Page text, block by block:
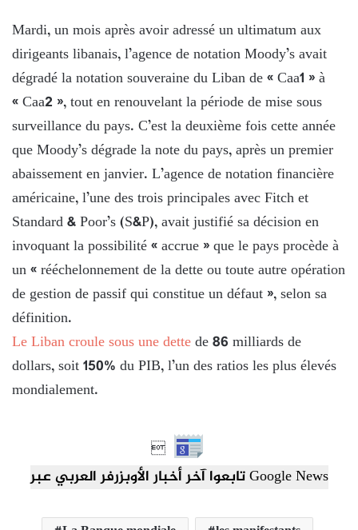
Mardi, un mois après avoir adressé un ultimatum aux
dirigeants libanais, l’agence de notation Moody’s avait
dégradé la notation souveraine du Liban de « Caa1 » à
« Caa2 », tout en renouvelant la période de mise sous
surveillance du pays. C’est la deuxième fois cette année
que Moody’s dégrade la note du pays, après un premier
abaissement en janvier. L’agence de notation financière
américaine, l’une des trois principales avec Fitch et
Standard & Poor’s (S&P), avait justifié sa décision en
invoquant la possibilité « accrue » que le pays procède à
un « rééchelonnement de la dette ou toute autre opération
de gestion de passif qui constitue un défaut », selon sa
définition.
Le Liban croule sous une dettede 86 milliards de
dollars, soit 150% du PIB, l’un des ratios les plus élevés
mondialement.

تابعوا آخر أخبار الأوبزرفر العربي عبر Google News